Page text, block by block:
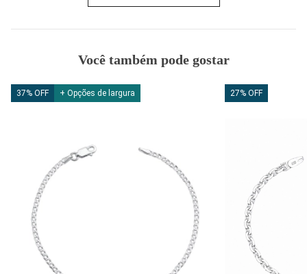
Você também pode gostar
37% OFF + Opções de largura 27% OFF